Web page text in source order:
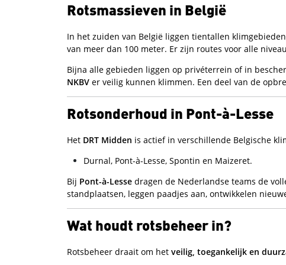
Rotsmassieven in België
In het zuiden van België liggen tientallen
van meer dan 100 meter. Er zijn routes voor alle
Bijna alle gebieden liggen op privéterrein of in
NKBVer veilig kunnen klimmen. Een deel van de
Rotsonderhoud in Pont-à-Lesse
Het DRT Midden is actief in verschillende Belgische
Durnal, Pont-à-Lesse, Spontin en Maizeret.
Bij Pont-à-Lessedragen de Nederlandse teams de
standplaatsen, leggen paadjes aan, ontwikkelen
Wat houdt rotsbeheer in?
Rotsbeheer draait om het veilig, toegankelijk en